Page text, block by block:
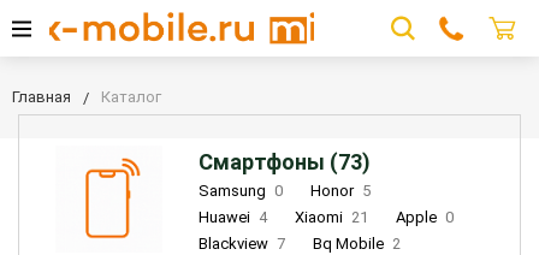
Главная Каталог
Смартфоны (73)
Samsung 0 Honor 5
Huawei 4 Xiaomi 21 Apple 0
Blackview 7 Bq Mobile 2